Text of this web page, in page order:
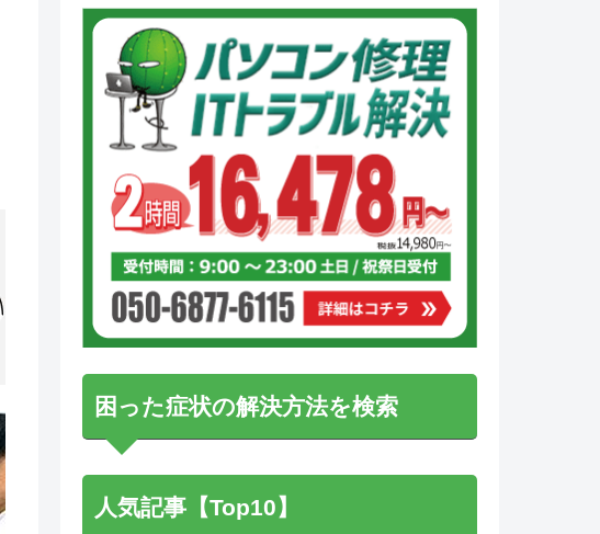
困った症状の解決方法を検索
人気記事【Top10】